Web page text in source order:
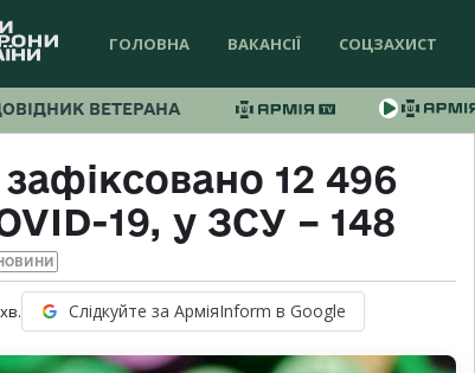
ГОЛОВНА ВАКАНСІЇ СОЦЗАХИСТ
ВЕТЕРАНА
12 496
19, у ЗСУ – 148
хв. Слідкуйте за АрміяInform в Google